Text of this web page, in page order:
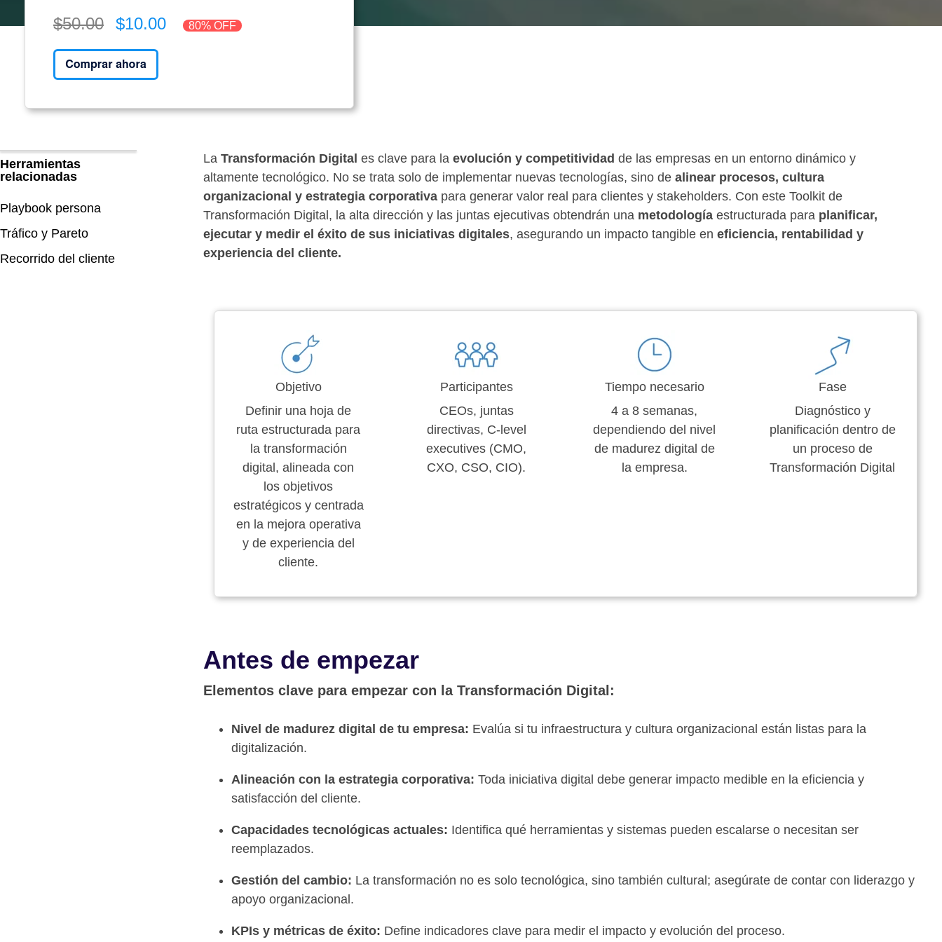
$50.00 $10.00 80% OFF
Herramientas
relacionadas
Playbook persona
Tráfico y Pareto
Recorrido del cliente
La Transformación Digital es clave para la evolución y competitividad de las empresas en un entorno dinámico y
altamente tecnológico. No se trata solo de implementar nuevas tecnologías, sino de alinear procesos, cultura
organizacional y estrategia corporativapara generar valor real para clientes y stakeholders. Con este Toolkit de
Transformación Digital, la alta dirección y las juntas ejecutivas obtendrán una metodologíaestructurada para planificar,
ejecutar y medir el éxito de sus iniciativas digitales, asegurando un impacto tangible en eficiencia, rentabilidad y
experiencia del cliente.
Objetivo
Definir una hoja de
ruta estructurada para
la transformación
digital, alineada con
los objetivos
estratégicos y centrada
en la mejora operativa
y de experiencia del
cliente.
Participantes
CEOs, juntas
directivas, C-level
executives (CMO,
CXO, CSO, CIO).
Tiempo necesario
4 a 8 semanas,
dependiendo del nivel
de madurez digital de
la empresa.
Fase
Diagnóstico y
planificación dentro de
un proceso de
Transformación Digital
Antes de empezar
Elementos clave para empezar con la Transformación Digital:
Nivel de madurez digital de tu empresa: Evalúa si tu infraestructura y cultura organizacional están listas para la
digitalización.
Alineación con la estrategia corporativa: Toda iniciativa digital debe generar impacto medible en la eficiencia y
satisfacción del cliente.
Capacidades tecnológicas actuales: Identifica qué herramientas y sistemas pueden escalarse o necesitan ser
reemplazados.
Gestión del cambio: La transformación no es solo tecnológica, sino también cultural; asegúrate de contar con liderazgo y
apoyo organizacional.
KPIs y métricas de éxito: Define indicadores clave para medir el impacto y evolución del proceso.